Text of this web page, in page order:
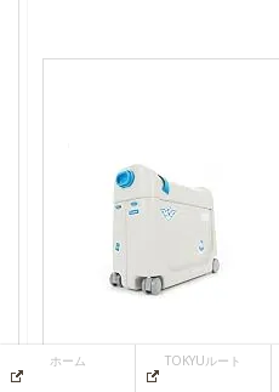
ホーム TOKYUルート